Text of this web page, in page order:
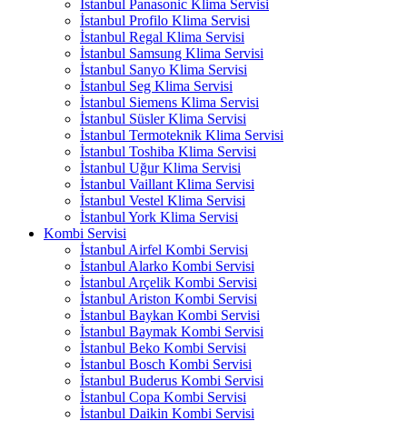
İstanbul Panasonic Klima Servisi
İstanbul Profilo Klima Servisi
İstanbul Regal Klima Servisi
İstanbul Samsung Klima Servisi
İstanbul Sanyo Klima Servisi
İstanbul Seg Klima Servisi
İstanbul Siemens Klima Servisi
İstanbul Süsler Klima Servisi
İstanbul Termoteknik Klima Servisi
İstanbul Toshiba Klima Servisi
İstanbul Uğur Klima Servisi
İstanbul Vaillant Klima Servisi
İstanbul Vestel Klima Servisi
İstanbul York Klima Servisi
Kombi Servisi
İstanbul Airfel Kombi Servisi
İstanbul Alarko Kombi Servisi
İstanbul Arçelik Kombi Servisi
İstanbul Ariston Kombi Servisi
İstanbul Baykan Kombi Servisi
İstanbul Baymak Kombi Servisi
İstanbul Beko Kombi Servisi
İstanbul Bosch Kombi Servisi
İstanbul Buderus Kombi Servisi
İstanbul Copa Kombi Servisi
İstanbul Daikin Kombi Servisi